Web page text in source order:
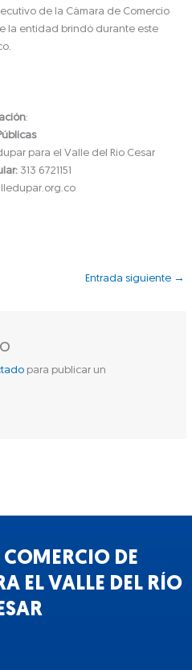
de la Cámara de Comercio
la entidad brindó durante este
:
para el Valle del Río Cesar
313 6721151
Entrada siguiente →
para publicar un
DE
EL VALLE DEL RÍO